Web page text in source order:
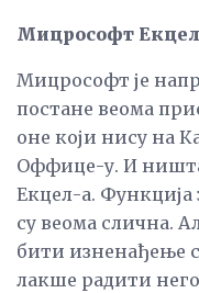
Мицрософт Екцел
Мицрософт је
постане веома
оне који нису на
Оффице-у. И ништа
Екцел-а. Функција
су веома слична.
бити изненађење
лакше радити